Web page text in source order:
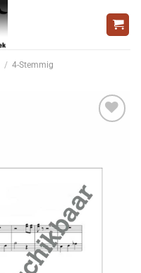
/ 4-Stemmig